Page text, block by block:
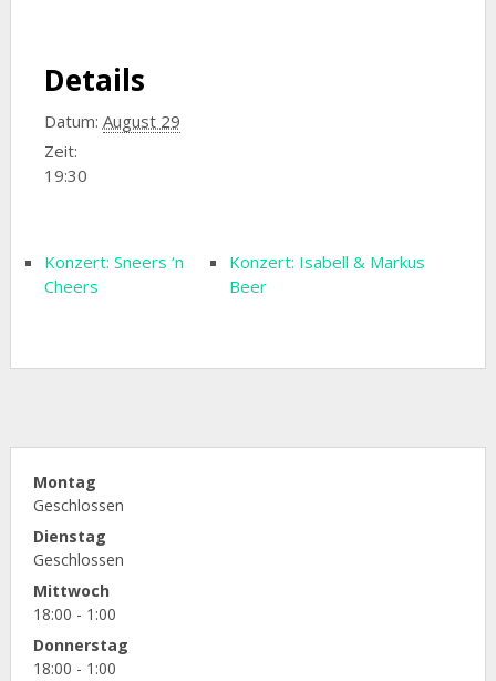
Details
Datum: August 29
Zeit:
19:30
Konzert: Sneers ‘n
Cheers
Konzert: Isabell & Markus
Beer
Montag
Geschlossen
Dienstag
Geschlossen
Mittwoch
18:00 - 1:00
Donnerstag
18:00 - 1:00